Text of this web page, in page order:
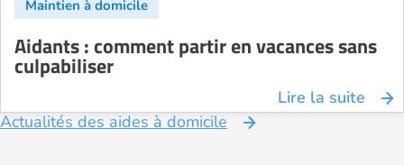
Aidants : comment partir en vacances sans
culpabiliser
Lire la suite
Actualités des aides à domicile